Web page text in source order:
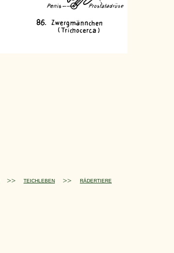
>> TEICHLEBEN >> RÄDERTIERE